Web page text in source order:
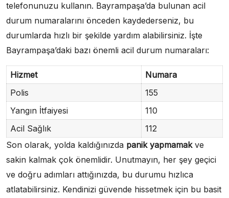
telefonunuzu kullanın. Bayrampaşa’da bulunan acil
durum numaralarını önceden kaydederseniz, bu
durumlarda hızlı bir şekilde yardım alabilirsiniz. İşte
Bayrampaşa’daki bazı önemli acil durum numaraları:
Hizmet
Numara
Polis
155
Yangın İtfaiyesi
110
Acil Sağlık
112
Son olarak, yolda kaldığınızda panik yapmamakve
sakin kalmak çok önemlidir. Unutmayın, her şey geçici
ve doğru adımları attığınızda, bu durumu hızlıca
atlatabilirsiniz. Kendinizi güvende hissetmek için bu basit